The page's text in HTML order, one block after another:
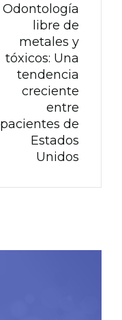
Odontología
libre de
metales y
tóxicos: Una
tendencia
creciente
entre
pacientes de
Estados
Unidos